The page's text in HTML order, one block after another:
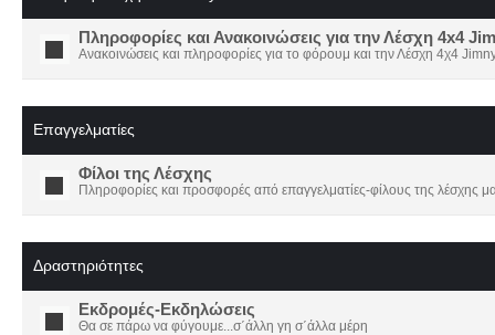
Πληροφορίες και Ανακοινώσεις για την Λέσχη 4x4
Ανακοινώσεις και πληροφορίες για το φόρουμ και την Λέσχη 4χ4
Επαγγελματίες
Φίλοι της Λέσχης
Πληροφορίες και προσφορές από επαγγελματίες-φίλους της λέσχης
Δραστηριότητες
Εκδρομές-Εκδηλώσεις
Θα σε πάρω να φύγουμε...σ΄άλλη γη σ΄άλλα μέρη